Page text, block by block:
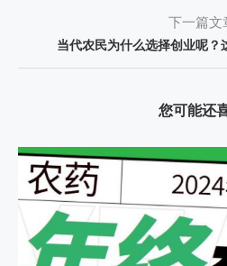
下一篇文
当代农民为什么选择创业呢？
您可能还